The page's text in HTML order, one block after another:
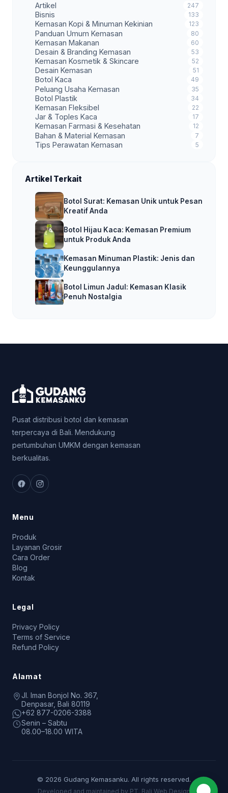
Artikel 247
Bisnis 133
Kemasan Kopi & Minuman Kekinian 123
Panduan Umum Kemasan 80
Kemasan Makanan 60
Desain & Branding Kemasan 53
Kemasan Kosmetik & Skincare 52
Desain Kemasan 51
Botol Kaca 49
Peluang Usaha Kemasan 35
Botol Plastik 34
Kemasan Fleksibel 22
Jar & Toples Kaca 17
Kemasan Farmasi & Kesehatan 12
Bahan & Material Kemasan 7
Tips Perawatan Kemasan 5
Artikel Terkait
Botol Surat: Kemasan Unik untuk Pesan
Kreatif Anda
Botol Hijau Kaca: Kemasan Premium
untuk Produk Anda
Kemasan Minuman Plastik: Jenis dan
Keunggulannya
Botol Limun Jadul: Kemasan Klasik
Penuh Nostalgia
Pusat distribusi botol dan kemasan
terpercaya di Bali. Mendukung
pertumbuhan UMKM dengan kemasan
berkualitas.
Menu
Produk
Layanan Grosir
Cara Order
Blog
Kontak
Legal
Privacy Policy
Terms of Service
Refund Policy
Alamat
Jl. Iman Bonjol No. 367,
Denpasar, Bali 80119
+62 877-0206-3388
Senin – Sabtu
08.00–18.00 WITA
© 2026 Gudang Kemasanku. All rights reserved.
Developed and maintained by PT. Bali Web Design